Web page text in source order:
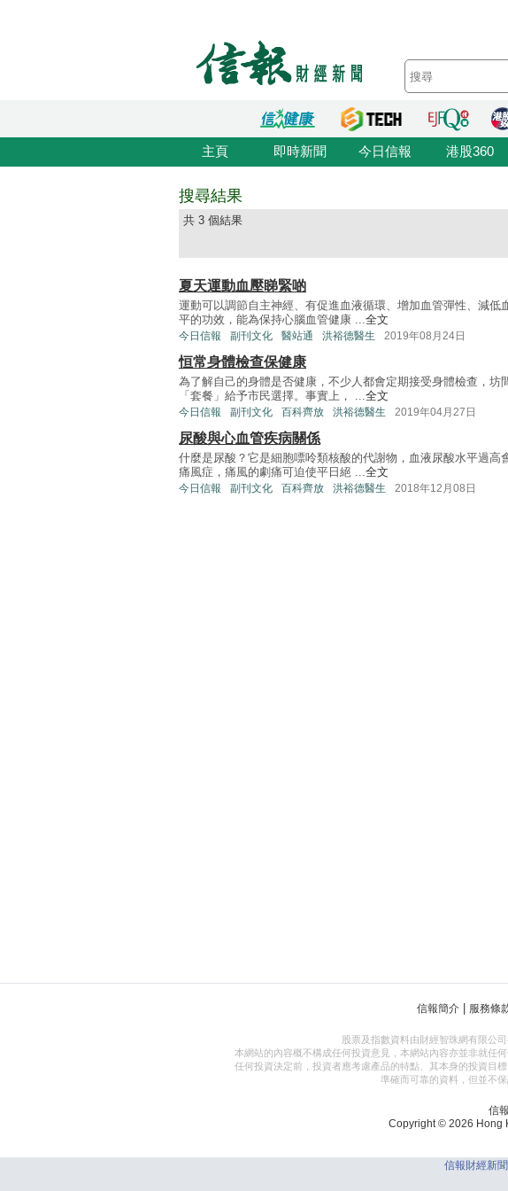
主頁 即時新聞 今日信報 港股360
搜尋結果
共 3 個結果
夏天運動血壓睇緊啲
運動可以調節自主神經、有促進血液循環、增加血管彈性、減低
平的功效，能為保持心腦血管健康 ...全文
今日信報 副刊文化 醫站通 洪裕德醫生 2019年08月24日
恒常身體檢查保健康
為了解自己的身體是否健康，不少人都會定期接受身體檢查，坊
「套餐」給予市民選擇。事實上， ...全文
今日信報 副刊文化 百科齊放 洪裕德醫生 2019年04月27日
尿酸與心血管疾病關係
什麼是尿酸？它是細胞嘌呤類核酸的代謝物，血液尿酸水平過高
痛風症，痛風的劇痛可迫使平日絕 ...全文
今日信報 副刊文化 百科齊放 洪裕德醫生 2018年12月08日
信報簡介 服務條
股票及指數資料由財經智珠網有限公
本網站的內容概不構成任何投資意見，本網站內容亦並非就任
任何投資決定前，投資者應考慮產品的特點、其本身的投資目
準確而可靠的資料，但並不
信
Copyright © 2026 Hong
信報財經新聞